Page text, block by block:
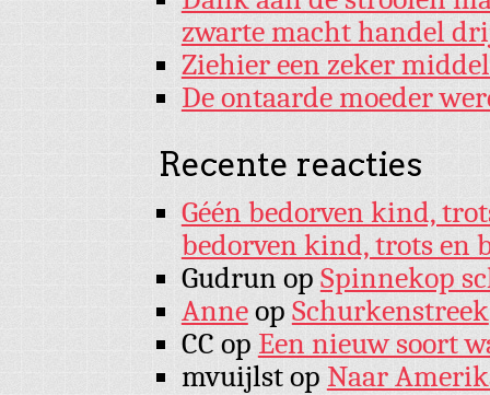
zwarte macht handel
Ziehier een zeker
De ontaarde moeder
Recente reacties
Géén bedorven kind,
bedorven kind, trots en
Gudrun op Spinnekop
Anneop Schurkenstreek
CC op Een nieuw soort
mvuijlstop Naar